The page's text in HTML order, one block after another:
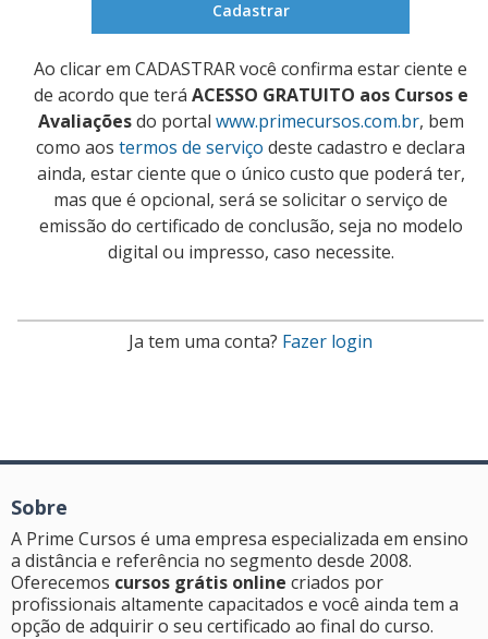
Ao clicar em CADASTRAR você confirma estar ciente e
de acordo que terá ACESSO GRATUITO aos Cursos e
Avaliaçõesdo portal www.primecursos.com.br, bem
como aos termos de serviço deste cadastro e declara
ainda, estar ciente que o único custo que poderá ter,
mas que é opcional, será se solicitar o serviço de
emissão do certificado de conclusão, seja no modelo
digital ou impresso, caso necessite.
Ja tem uma conta? Fazer login
Sobre
A Prime Cursos é uma empresa especializada em ensino
a distância e referência no segmento desde 2008.
Oferecemos cursos grátis online criados por
profissionais altamente capacitados e você ainda tem a
opção de adquirir o seu certificado ao final do curso.